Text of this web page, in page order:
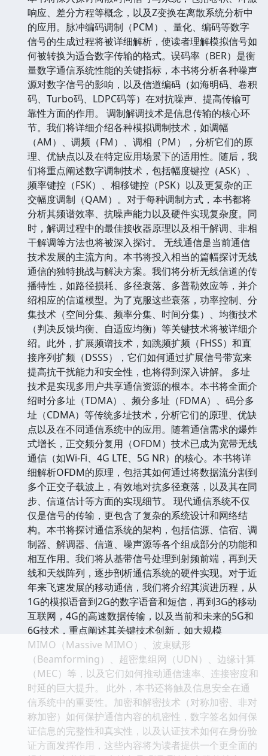
响应、差分方程等概念，以及Z变换在离散系统分析中
的应用。脉冲编码调制（PCM）、量化、编码等数字
信号的生成过程将被详细解析，使读者理解模拟信号如
何被转换为适合数字传输的格式。误码率（BER）是衡
量数字通信系统性能的关键指标，本书将分析各种噪声
源对数字信号的影响，以及信道编码（如海明码、卷积
码、Turbo码、LDPC码等）在对抗噪声、提高传输可
靠性方面的作用。 调制解调技术是信息传输的核心环
节。我们将详细介绍各种模拟调制技术，如调幅
（AM）、调频（FM）、调相（PM），分析它们的原
理、优缺点以及在特定应用场景下的适用性。随后，我
们将重点阐述数字调制技术，包括幅度键控（ASK）、
频率键控（FSK）、相移键控（PSK）以及更复杂的正
交幅度调制（QAM）。对于每种调制方式，本书都将
分析其频谱效率、抗噪声能力以及硬件实现复杂度。同
时，解调过程中的最佳接收器原理以及相干解调、非相
干解调等方法也将被深入探讨。 无线通信是当前通信
技术发展的主流方向。本书将投入相当的篇幅探讨无线
通信的独特挑战与解决方案。我们将分析无线信道的传
播特性，如路径损耗、多径衰落、多普勒效应等，并介
绍相应的信道模型。为了克服这些衰落，功率控制、分
集技术（空间分集、频率分集、时间分集）、均衡技术
（判决反馈均衡、自适应均衡）等关键技术将被详细介
绍。此外，扩展频谱技术，如跳频扩频（FHSS）和直
接序列扩频（DSSS），它们如何通过扩展信号带宽来
提高抗干扰能力和安全性，也将得到深入讲解。 多址
技术是实现多用户共享通信资源的根本。本书将全面介
绍时分多址（TDMA）、频分多址（FDMA）、码分多
址（CDMA）等传统多址技术，分析它们的原理、优缺
点以及在不同通信系统中的应用。随着通信需求的爆炸
式增长，正交频分复用（OFDM）技术已成为宽带无线
通信（如Wi-Fi、4G LTE、5G NR）的核心。本书将详
细解析OFDM的原理，包括其如何通过将数据流分割到
多个正交子载波上，有效地对抗多径衰落，以及其在同
步、信道估计等方面的实现细节。 现代通信系统不仅
仅是信号的传输，更包含了复杂的系统设计和网络结
构。本书将探讨通信系统的架构，包括信源、信宿、调
制器、解调器、信道、噪声源等各个组成部分的功能和
相互作用。我们将从基带信号处理到射频前端，再到天
线和天线阵列，逐步剖析通信系统的硬件实现。对于近
年来飞速发展的移动通信，我们将介绍其演进历程，从
1G的模拟语音到2G的数字语音和短信，再到3G的移动
互联网，4G的高速数据传输，以及当前和未来的5G和
6G技术，重点阐述其关键技术创新，如大规模
MIMO（Massive MIMO）、波束赋形
（Beamforming）、超密集组网（UDN）、边缘计算
（MEC）等，以及它们如何推动通信速率、连接密度和
时延的巨大提升。 此外，本书还将触及信息安全在通
信系统中的重要性。加密和解密技术（对称加密、非对
称加密）如何保护通信内容的机密性，数字签名如何保
证信息的完整性和真实性，以及认证技术如何在身份验
证方面发挥作用，这些内容将为读者提供一个更全面的